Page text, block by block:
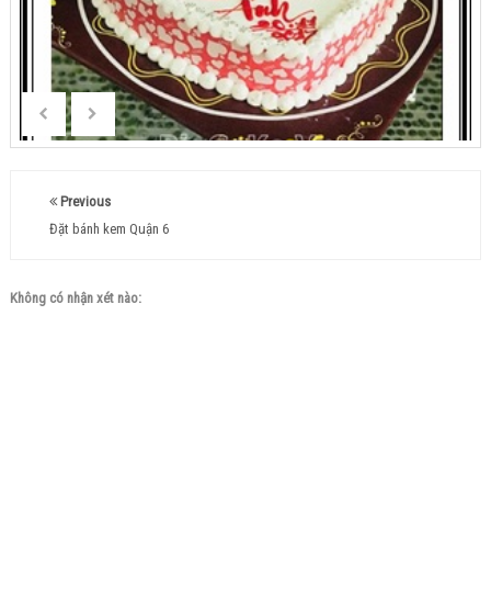
Previous
Đặt bánh kem Quận 6
Không có nhận xét nào: